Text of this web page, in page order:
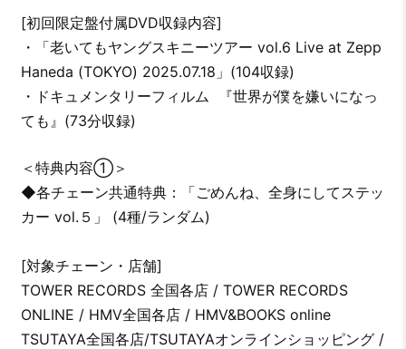
[初回限定盤付属DVD収録内容]
・「老いてもヤングスキニーツアー vol.6 Live at Zepp
Haneda (TOKYO) 2025.07.18」(104収録)
・ドキュメンタリーフィルム 『世界が僕を嫌いになっ
ても』(73分収録)
＜特典内容①＞
◆各チェーン共通特典：「ごめんね、全身にしてステッ
カー vol.５」 (4種/ランダム)
[対象チェーン・店舗]
TOWER RECORDS 全国各店 / TOWER RECORDS
ONLINE / HMV全国各店 / HMV&BOOKS online
TSUTAYA全国各店/TSUTAYAオンラインショッピング /